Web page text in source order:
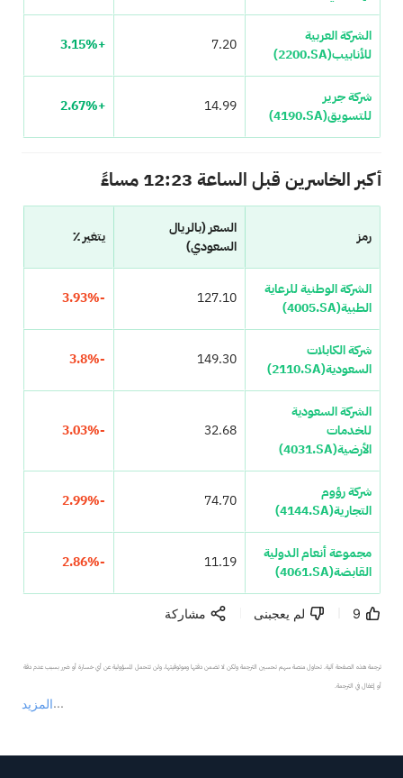
الشركة العربية
للأنابيب(2200.SA)
7.20
+3.15%
شركة جرير
للتسويق(4190.SA)
14.99
+2.67%
أكبر الخاسرين قبل الساعة 12:23 مساءً
رمز
السعر (بالريال
السعودي)
يتغير ٪
الشركة الوطنية للرعاية
الطبية(4005.SA)
127.10
-3.93%
شركة الكابلات
السعودية(2110.SA)
149.30
-3.8%
الشركة السعودية
للخدمات
الأرضية(4031.SA)
32.68
-3.03%
شركة رؤوم
التجارية(4144.SA)
74.70
-2.99%
مجموعة أنعام الدولية
القابضة(4061.SA)
11.19
-2.86%
9 لم يعجبنى مشاركة
المزيد
ترجمة هذه الصفحة آلية. تحاول منصة سهم تحسين الترجمة ولكن لا تضمن دقتها وموثوقيتها، ولن تتحمل المسؤولية عن أي خسارة أو ضرر بسبب عدم دقة
أو إغفال في الترجمة.